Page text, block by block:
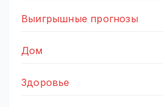
Выигрышные прогнозы
Дом
Здоровье